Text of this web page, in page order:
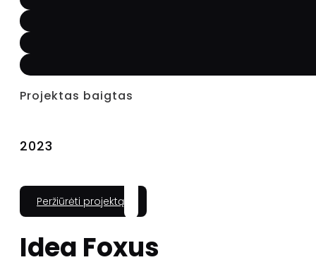
Projektas baigtas
2023
Peržiūrėti projektą
Idea Foxus